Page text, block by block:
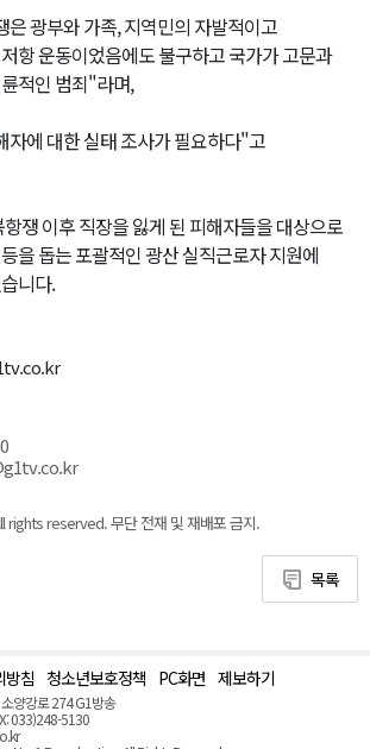
은 광부와 가족, 지역민의 자발적이고
항 운동이었음에도 불구하고 국가가 고문과
적인 범죄"라며,
자에 대한 실태 조사가 필요하다"고
쟁 이후 직장을 잃게 된 피해자들을 대상으로
을 돕는 포괄적인 광산 실직근로자 지원에
니다.
reserved. 무단 전재 및 재배포 금지.
목록
방침 청소년보호정책 PC화면 제보하기
양강로 274 G1방송
033)248-5130